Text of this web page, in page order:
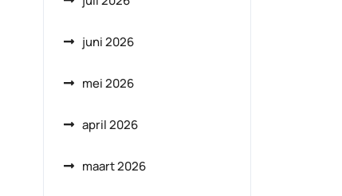
juni 2026
mei 2026
april 2026
maart 2026